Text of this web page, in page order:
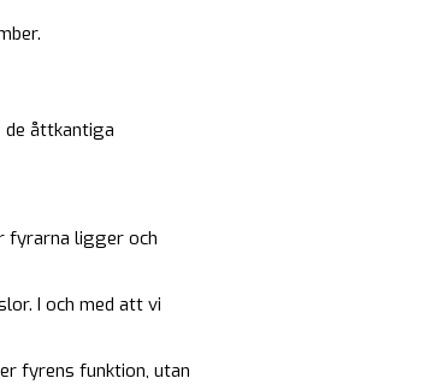
de åttkantiga
fyrarna ligger och
I och med att vi
fyrens funktion, utan